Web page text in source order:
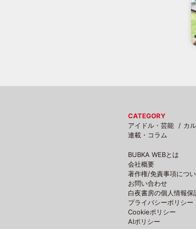
CATEGORY
アイドル・芸能
カ
連載・コラム
BUBKA WEBとは
会社概要
著作権/免責事項につ
お問い合わせ
白夜書房の個人情報保
プライバシーポリシー
Cookieポリシー
AIポリシー